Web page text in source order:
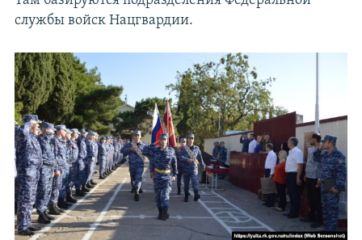
службы войск Нацгвардии.